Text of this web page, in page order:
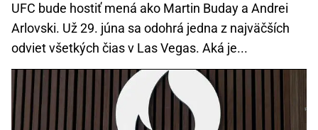
UFC bude hostiť mená ako Martin Buday a Andrei
Arlovski. Už 29. júna sa odohrá jedna z najväčších
odviet všetkých čias v Las Vegas. Aká je...